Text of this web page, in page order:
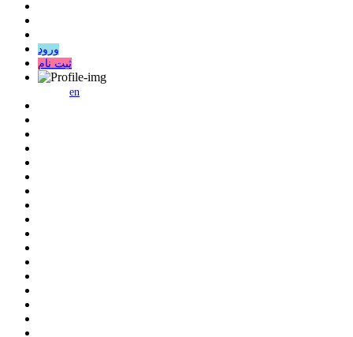
ورود
ثبت نام
en